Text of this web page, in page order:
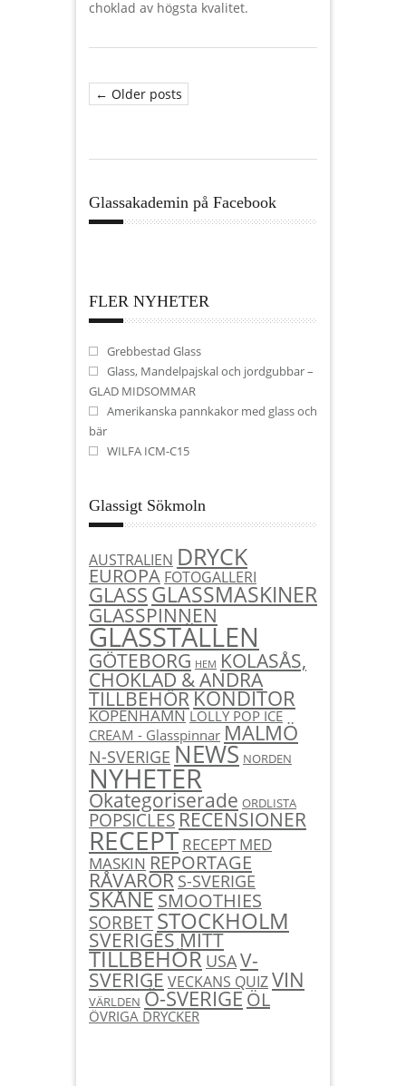
choklad av högsta kvalitet.
← Older posts
Glassakademin på Facebook
FLER NYHETER
Grebbestad Glass
Glass, Mandelpajskal och jordgubbar –
GLAD MIDSOMMAR
Amerikanska pannkakor med glass och
bär
WILFA ICM-C15
Glassigt Sökmoln
AUSTRALIEN DRYCK
EUROPA FOTOGALLERI
GLASSGLASSMASKINER
GLASSPINNEN
GLASSTÄLLEN
GÖTEBORG HEM KOLASÅS,
CHOKLAD & ANDRA
TILLBEHÖRKONDITOR
KÖPENHAMN LOLLY POP ICE
CREAM - Glasspinnar MALMÖ
N-SVERIGE NEWS NORDEN
NYHETER
Okategoriserade ORDLISTA
POPSICLESRECENSIONER
RECEPT RECEPT MED
MASKIN REPORTAGE
RÅVARORS-SVERIGE
SKÅNESMOOTHIES
SORBETSTOCKHOLM
SVERIGES MITT
TILLBEHÖR USAV-
SVERIGEVECKANS QUIZVIN
VÄRLDEN Ö-SVERIGEÖL
ÖVRIGA DRYCKER